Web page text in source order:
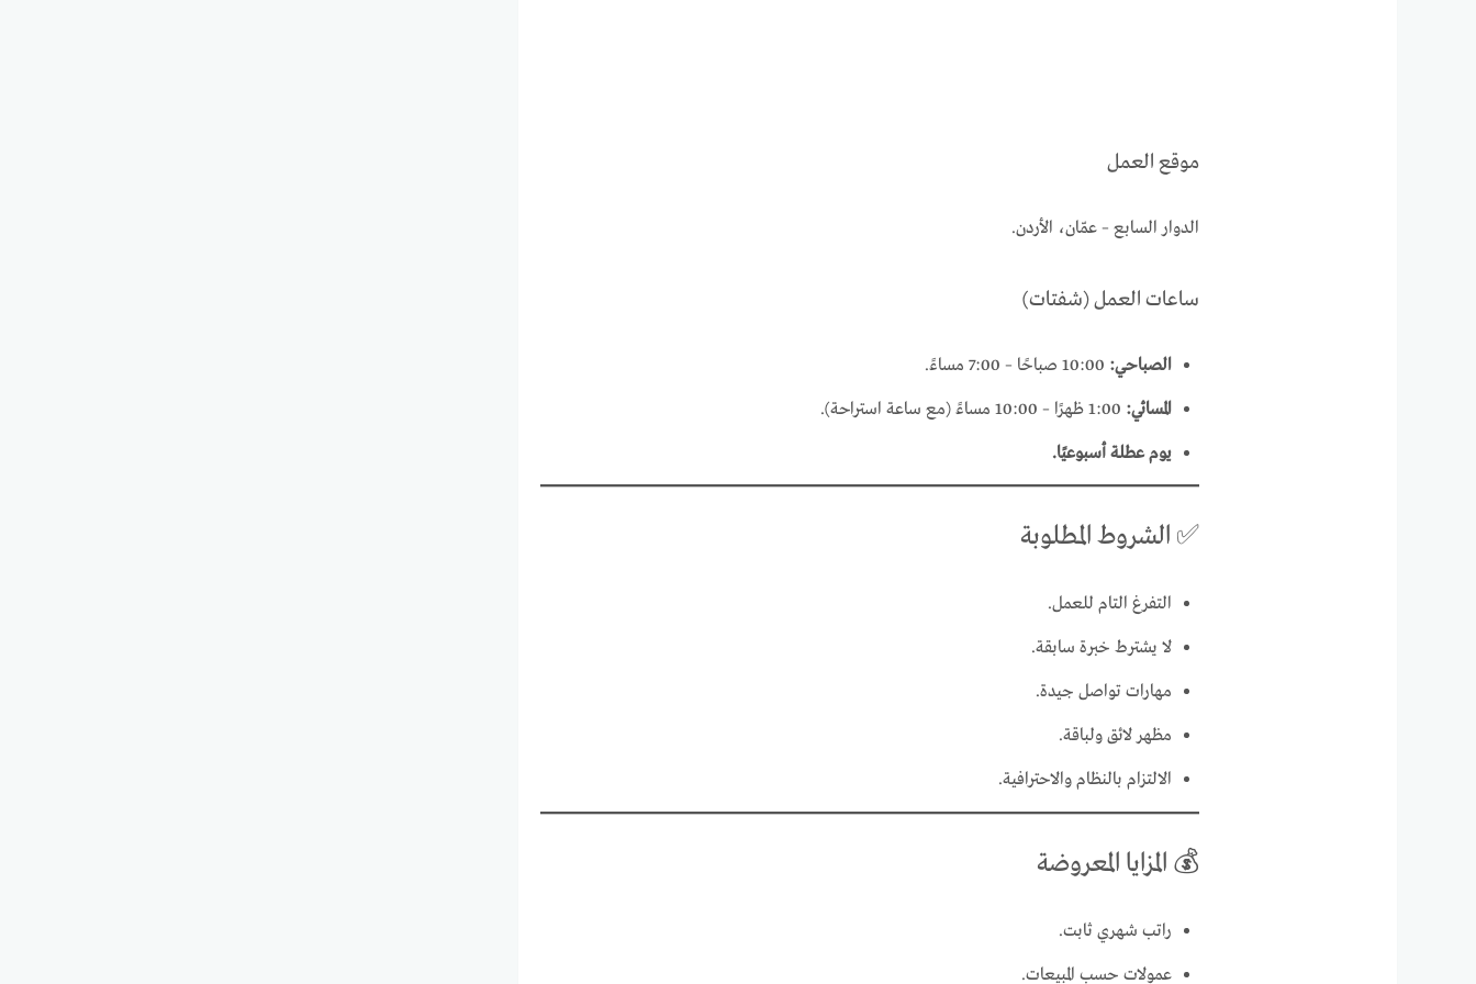
موقع العمل
الدوار السابع – عمّان، الأردن.
ساعات العمل (شفتات)
الصباحي:
المسائي:
يوم عطلة أسبوعيًا.
✅ الشروط المطلوبة
التفرغ التام للعمل.
لا يشترط خبرة سابقة.
مهارات تواصل جيدة.
مظهر لائق ولباقة.
الالتزام بالنظام والاحترافية.
💰 المزايا المعروضة
راتب شهري ثابت.
عمولات حسب المبيعات.